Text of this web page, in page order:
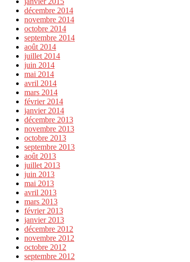
décembre 2014
novembre 2014
octobre 2014
septembre 2014
août 2014
juillet 2014
juin 2014
mai 2014
avril 2014
mars 2014
février 2014
janvier 2014
décembre 2013
novembre 2013
octobre 2013
septembre 2013
août 2013
juillet 2013
juin 2013
mai 2013
avril 2013
mars 2013
février 2013
janvier 2013
décembre 2012
novembre 2012
octobre 2012
septembre 2012